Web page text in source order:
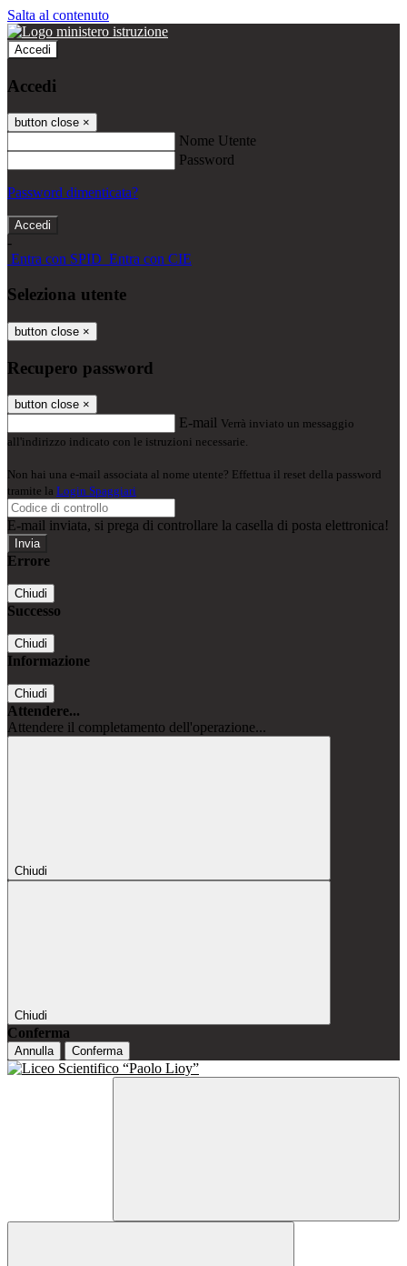
Salta al contenuto
Accedi
Accedi
button close ×
Nome Utente
Password
Password dimenticata?
-
Entra con SPID Entra con CIE
Seleziona utente
button close ×
Recupero password
button close ×
E-mail Verrà inviato un messaggio
all'indirizzo indicato con le istruzioni necessarie.
Non hai una e-mail associata al nome utente? Effettua il reset della password
tramite la Login Spaggiari
E-mail inviata, si prega di controllare la casella di posta elettronica!
Errore
Chiudi
Successo
Chiudi
Informazione
Chiudi
Attendere...
Attendere il completamento dell'operazione...
Chiudi
Chiudi
Conferma
Annulla Conferma